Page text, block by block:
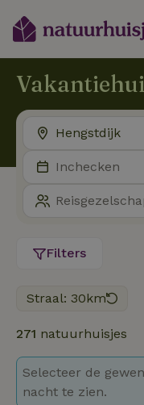
Filters
Straal: 30km
271 natuurhuisjes
Selecteer de
nacht te zien.